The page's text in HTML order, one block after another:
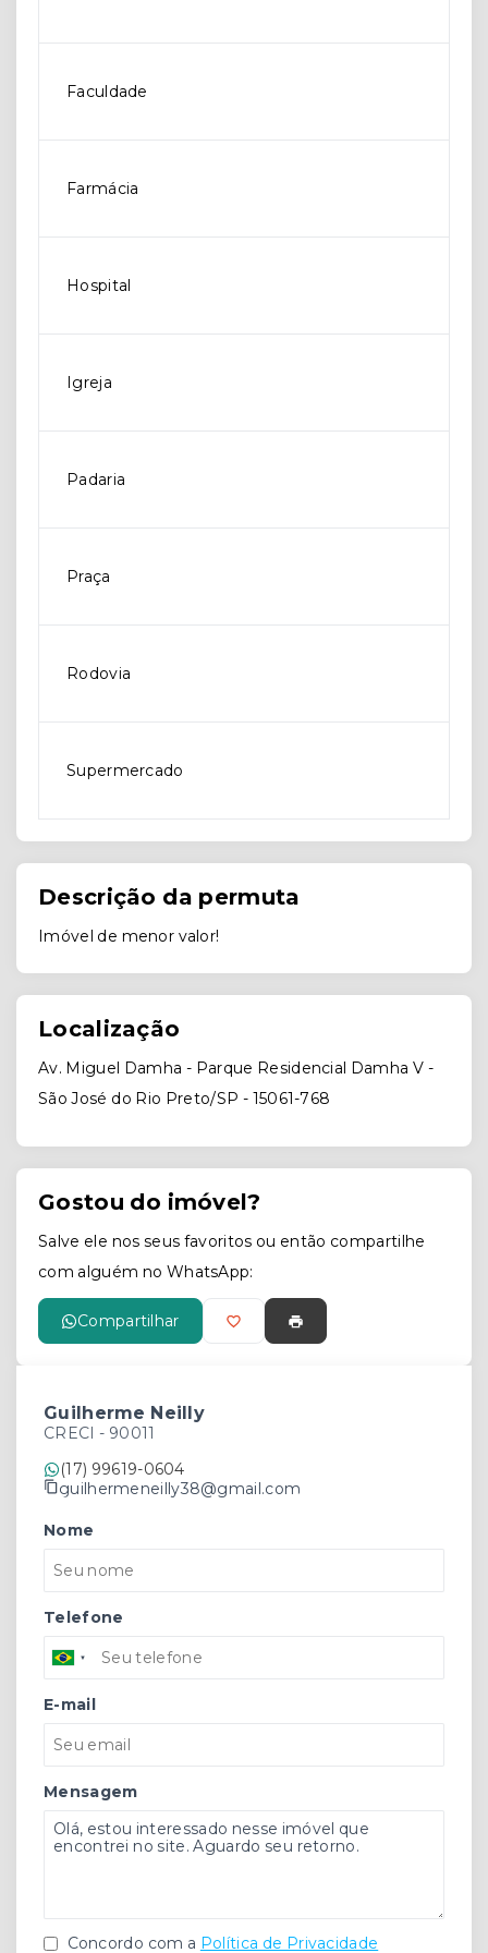
Faculdade
Farmácia
Hospital
Igreja
Padaria
Praça
Rodovia
Supermercado
Descrição da permuta
Imóvel de menor valor!
Localização
Av. Miguel Damha - Parque Residencial Damha V -
São José do Rio Preto/SP - 15061-768
Gostou do imóvel?
Salve ele nos seus favoritos ou então compartilhe
com alguém no WhatsApp:
Compartilhar
Guilherme Neilly
CRECI - 90011
(17) 99619-0604
guilhermeneilly38@gmail.com
Nome
Telefone
E-mail
Mensagem
Concordo com a Política de Privacidade